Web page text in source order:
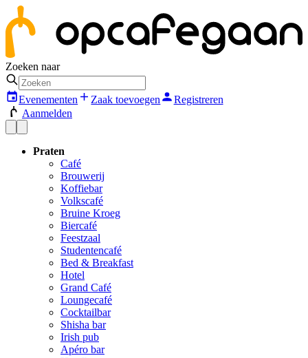
Zoeken naar
Evenementen Zaak toevoegen
Registreren
Aanmelden
Praten
Café
Brouwerij
Koffiebar
Volkscafé
Bruine Kroeg
Biercafé
Feestzaal
Studentencafé
Bed & Breakfast
Hotel
Grand Café
Loungecafé
Cocktailbar
Shisha bar
Irish pub
Apéro bar